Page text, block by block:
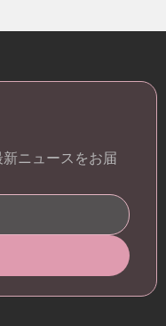
ニュースをお届